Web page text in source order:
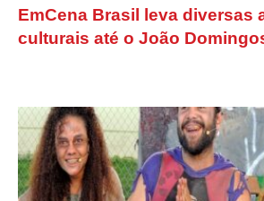
EmCena Brasil leva diversas
culturais até o João